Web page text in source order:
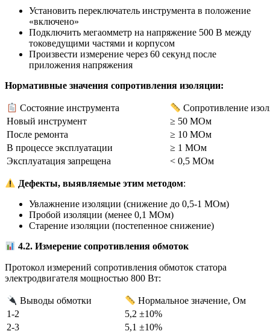
Установить переключатель инструмента в положение
«включено»
Подключить мегаомметр на напряжение 500 В между
токоведущими частями и корпусом
Произвести измерение через 60 секунд после
приложения напряжения
Нормативные значения сопротивления изоляции:
Состояние инструмента
Сопротивление
Новый инструмент
≥ 50 МОм
После ремонта
≥ 10 МОм
В процессе эксплуатации
≥ 1 МОм
Эксплуатация запрещена
< 0,5 МОм
Дефекты, выявляемые этим методом:
Увлажнение изоляции (снижение до 0,5-1 МОм)
Пробой изоляции (менее 0,1 МОм)
Старение изоляции (постепенное снижение)
4.2. Измерение сопротивления обмоток
Протокол измерений сопротивления обмоток статора
электродвигателя мощностью 800 Вт:
Выводы обмотки
Нормальное значение, Ом
1-2
5,2 ±10%
2-3
5,1 ±10%